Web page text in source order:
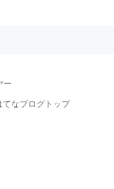
ー
てなブログトップ